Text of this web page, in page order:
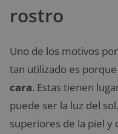
rostro
Uno de los motivos
tan utilizado es porque
cara. Estas tienen
puede ser la luz del
superiores de la piel